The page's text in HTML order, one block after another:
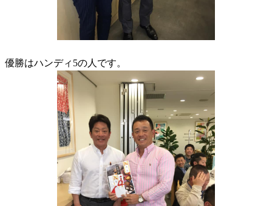
優勝はハンディ5の人です。